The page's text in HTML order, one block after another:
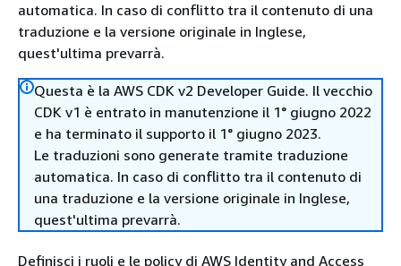
automatica. In caso di conflitto tra il contenuto di una
traduzione e la versione originale in Inglese,
quest'ultima prevarrà.
Questa è la AWS CDK v2 Developer Guide. Il vecchio
CDK v1 è entrato in manutenzione il 1° giugno 2022
e ha terminato il supporto il 1° giugno 2023.
Le traduzioni sono generate tramite traduzione
automatica. In caso di conflitto tra il contenuto di
una traduzione e la versione originale in Inglese,
quest'ultima prevarrà.
Definisci i ruoli e le policy di AWS Identity and Access